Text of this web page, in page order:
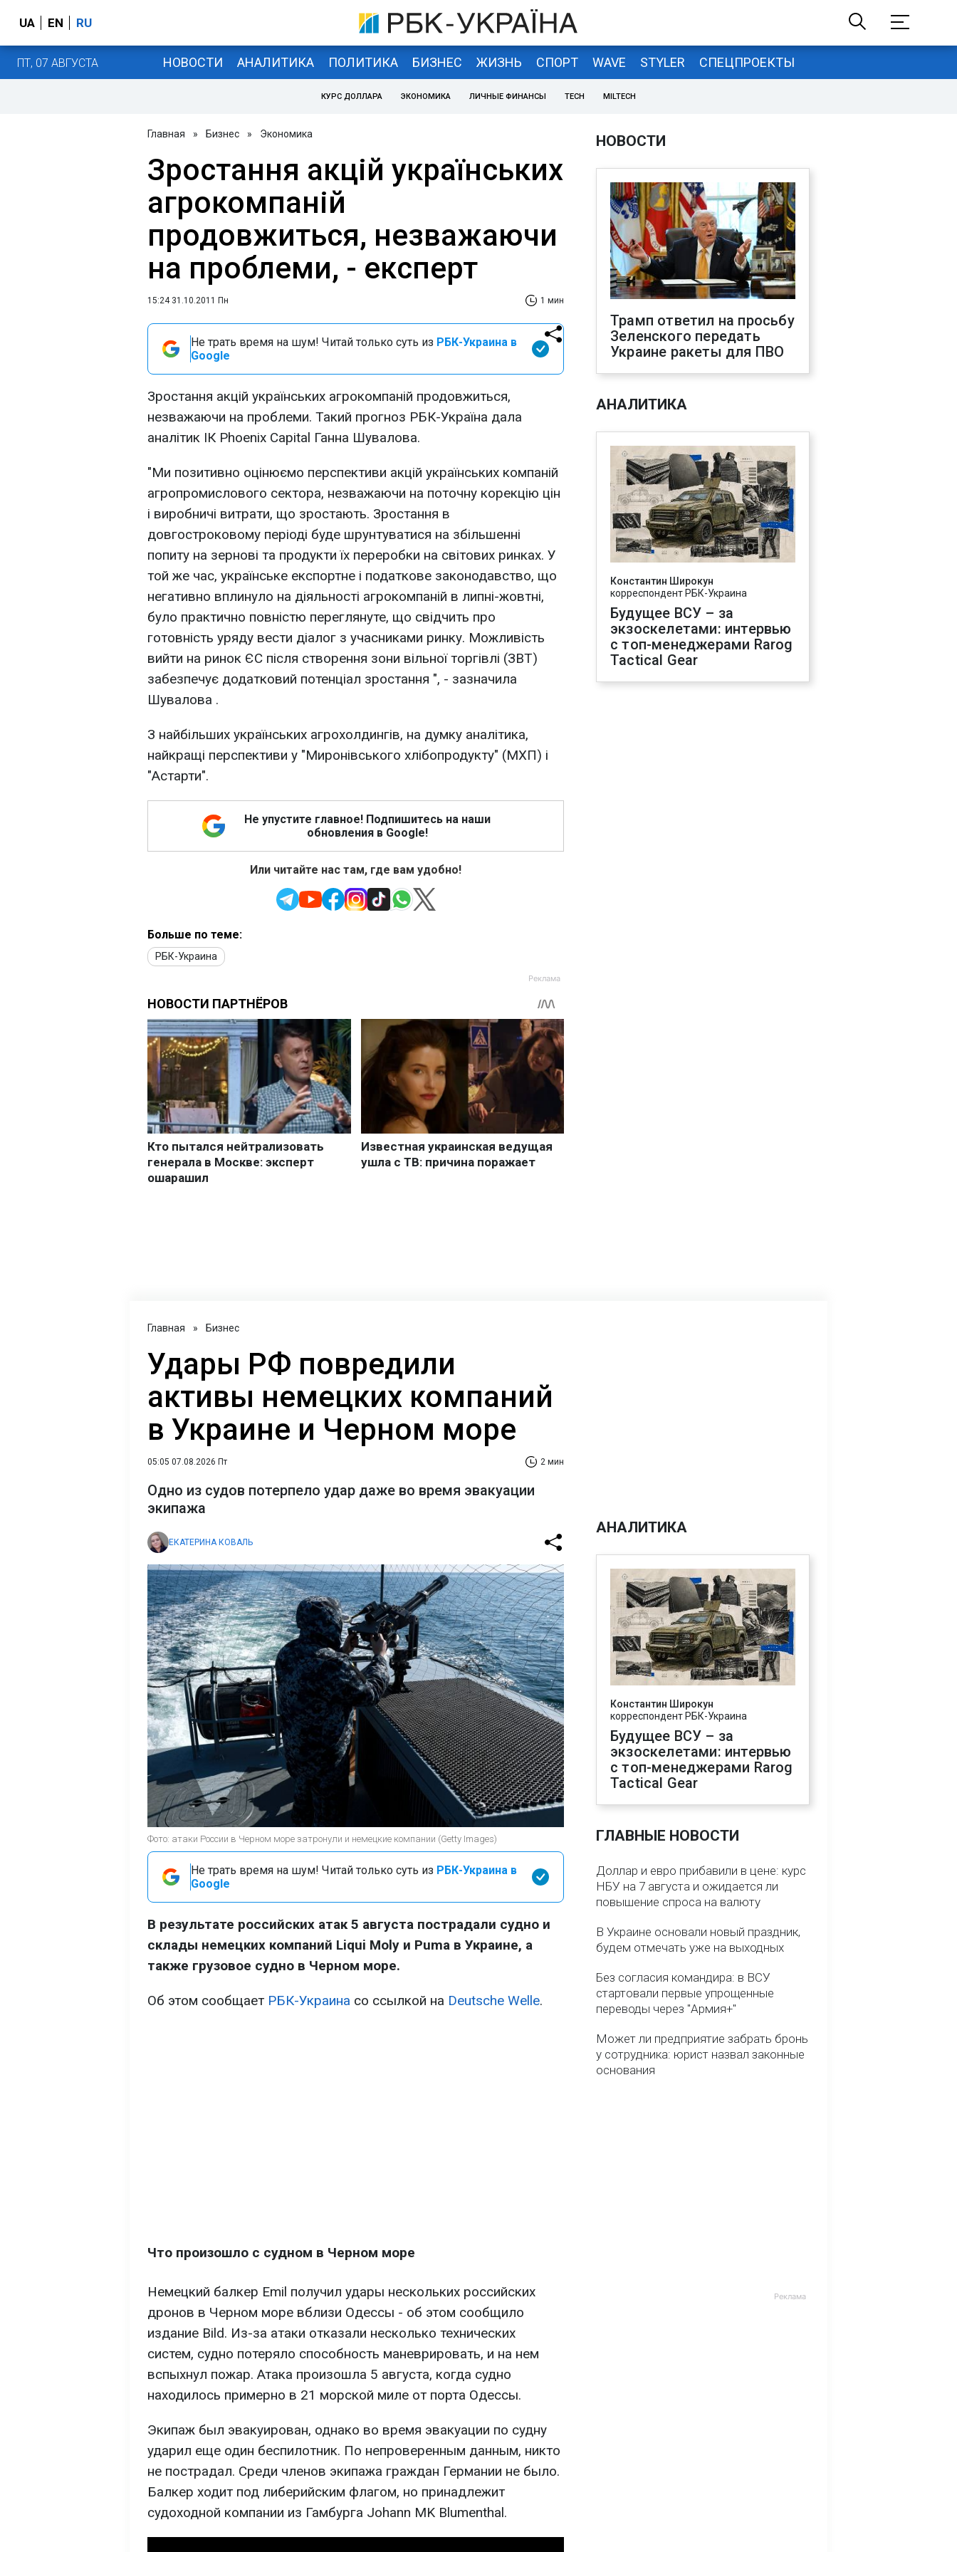
UA EN RU
ПТ, 07 АВГУСТА НОВОСТИ АНАЛИТИКА ПОЛИТИКА БИЗНЕС ЖИЗНЬ СПОРТ WAVE STYLER СПЕЦПРОЕКТЫ
КУРС ДОЛЛАРА ЭКОНОМИКА ЛИЧНЫЕ ФИНАНСЫ TECH MILTECH
Главная » Бизнес » Экономика
Зростання акцій українських
агрокомпаній
продовжиться, незважаючи
на проблеми, - експерт
15:24 31.10.2011 Пн 1 мин
Не трать время на шум! Читай только суть из РБК-Украина в
Google
Зростання акцій українських агрокомпаній продовжиться,
незважаючи на проблеми. Такий прогноз РБК-Україна дала
аналітик ІК Phoenix Capital Ганна Шувалова.
"Ми позитивно оцінюємо перспективи акцій українських компаній
агропромислового сектора, незважаючи на поточну корекцію цін
і виробничі витрати, що зростають. Зростання в
довгостроковому періоді буде шрунтуватися на збільшенні
попиту на зернові та продукти їх переробки на світових ринках. У
той же час, українське експортне і податкове законодавство, що
негативно вплинуло на діяльності агрокомпаній в липні-жовтні,
було практично повністю переглянуте, що свідчить про
готовність уряду вести діалог з учасниками ринку. Можливість
вийти на ринок ЄС після створення зони вільної торгівлі (ЗВТ)
забезпечує додатковий потенціал зростання ", - зазначила
Шувалова .
З найбільших українських агрохолдингів, на думку аналітика,
найкращі перспективи у "Миронівського хлібопродукту" (МХП) і
"Астарти".
Не упустите главное! Подпишитесь на наши
обновления в Google!
Или читайте нас там, где вам удобно!
Больше по теме:
РБК-Украина
НОВОСТИ
Трамп ответил на просьбу
Зеленского передать
Украине ракеты для ПВО
АНАЛИТИКА
Константин Широкун
корреспондент РБК-Украина
Будущее ВСУ – за
экзоскелетами: интервью
с топ-менеджерами Rarog
Tactical Gear
Главная » Бизнес
Удары РФ повредили
активы немецких компаний
в Украине и Черном море
05:05 07.08.2026 Пт 2 мин
Одно из судов потерпело удар даже во время эвакуации
экипажа
ЕКАТЕРИНА КОВАЛЬ
Фото: атаки России в Черном море затронули и немецкие компании (Getty Images)
Не трать время на шум! Читай только суть из РБК-Украина в
Google
В результате российских атак 5 августа пострадали судно и
склады немецких компаний Liqui Moly и Puma в Украине, а
также грузовое судно в Черном море.
Об этом сообщает РБК-Украина со ссылкой на Deutsche Welle.
Что произошло с судном в Черном море
Немецкий балкер Emil получил удары нескольких российских
дронов в Черном море вблизи Одессы - об этом сообщило
издание Bild. Из-за атаки отказали несколько технических
систем, судно потеряло способность маневрировать, и на нем
вспыхнул пожар. Атака произошла 5 августа, когда судно
находилось примерно в 21 морской миле от порта Одессы.
Экипаж был эвакуирован, однако во время эвакуации по судну
ударил еще один беспилотник. По непроверенным данным, никто
не пострадал. Среди членов экипажа граждан Германии не было.
Балкер ходит под либерийским флагом, но принадлежит
судоходной компании из Гамбурга Johann MK Blumenthal.
АНАЛИТИКА
Константин Широкун
корреспондент РБК-Украина
Будущее ВСУ – за
экзоскелетами: интервью
с топ-менеджерами Rarog
Tactical Gear
ГЛАВНЫЕ НОВОСТИ
Доллар и евро прибавили в цене: курс
НБУ на 7 августа и ожидается ли
повышение спроса на валюту
В Украине основали новый праздник,
будем отмечать уже на выходных
Без согласия командира: в ВСУ
стартовали первые упрощенные
переводы через "Армия+"
Может ли предприятие забрать бронь
у сотрудника: юрист назвал законные
основания